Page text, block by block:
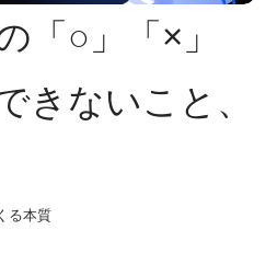
「○」「×」
きないこと、
る本質